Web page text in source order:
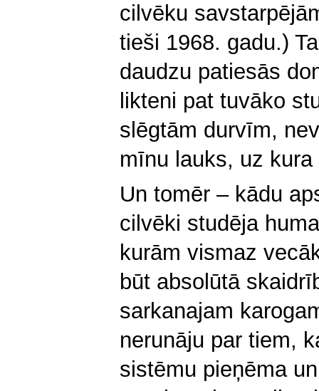
cilvēku
tieši 1968. gadu.)
daudzu patiesās
likteni pat tuvāko
slēgtām durvīm,
mīnu lauks, uz
Un tomēr – kādu
cilvēki studēja
kurām vismaz
būt absolūtā
sarkanajam
nerunāju par tiem,
sistēmu pieņēma